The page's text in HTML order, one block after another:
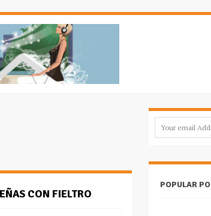
CON FIELTRO
POPULAR